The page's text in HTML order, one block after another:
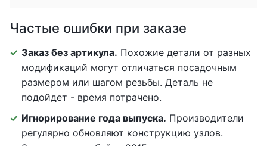
Частые ошибки при заказе
Заказ без артикула. Похожие детали от разных
модификаций могут отличаться посадочным
размером или шагом резьбы. Деталь не
подойдет - время потрачено.
Игнорирование года выпуска. Производители
регулярно обновляют конструкцию узлов.